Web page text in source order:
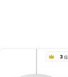
3 位